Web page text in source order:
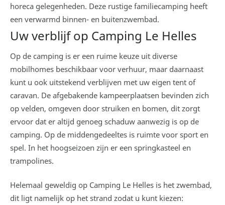
horeca gelegenheden. Deze rustige familiecamping heeft
een verwarmd binnen- en buitenzwembad.
Uw verblijf op Camping Le Helles
Op de camping is er een ruime keuze uit diverse
mobilhomes beschikbaar voor verhuur, maar daarnaast
kunt u ook uitstekend verblijven met uw eigen tent of
caravan. De afgebakende kampeerplaatsen bevinden zich
op velden, omgeven door struiken en bomen, dit zorgt
ervoor dat er altijd genoeg schaduw aanwezig is op de
camping. Op de middengedeeltes is ruimte voor sport en
spel. In het hoogseizoen zijn er een springkasteel en
trampolines.
Helemaal geweldig op Camping Le Helles is het zwembad,
dit ligt namelijk op het strand zodat u kunt kiezen: